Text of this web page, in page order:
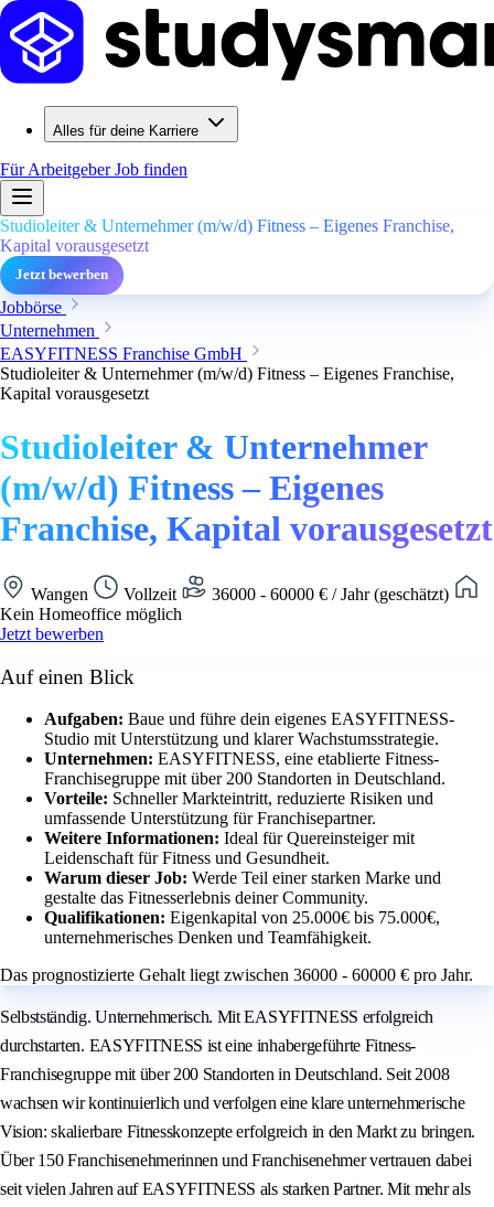
Alles für deine Karriere
Für ArbeitgeberJob finden
Studioleiter & Unternehmer (m/w/d) Fitness – Eigenes Franchise,
Kapital vorausgesetzt
Jetzt bewerben
Jobbörse
Unternehmen
EASYFITNESS Franchise GmbH
Studioleiter & Unternehmer (m/w/d) Fitness – Eigenes Franchise,
Kapital vorausgesetzt
Studioleiter & Unternehmer
(m/w/d) Fitness – Eigenes
Franchise, Kapital vorausgesetzt
Wangen Vollzeit
36000 - 60000 € / Jahr (geschätzt)
Kein Homeoffice möglich
Jetzt bewerben
Auf einen Blick
Aufgaben: Baue und führe dein eigenes EASYFITNESS-
Studio mit Unterstützung und klarer Wachstumsstrategie.
Unternehmen: EASYFITNESS, eine etablierte Fitness-
Franchisegruppe mit über 200 Standorten in Deutschland.
Vorteile: Schneller Markteintritt, reduzierte Risiken und
umfassende Unterstützung für Franchisepartner.
Weitere Informationen: Ideal für Quereinsteiger mit
Leidenschaft für Fitness und Gesundheit.
Warum dieser Job: Werde Teil einer starken Marke und
gestalte das Fitnesserlebnis deiner Community.
Qualifikationen: Eigenkapital von 25.000€ bis 75.000€,
unternehmerisches Denken und Teamfähigkeit.
Das prognostizierte Gehalt liegt zwischen 36000 - 60000 € pro Jahr.
Selbstständig. Unternehmerisch. Mit EASYFITNESS erfolgreich
durchstarten. EASYFITNESS ist eine inhabergeführte Fitness-
Franchisegruppe mit über 200 Standorten in Deutschland. Seit 2008
wachsen wir kontinuierlich und verfolgen eine klare unternehmerische
Vision: skalierbare Fitnesskonzepte erfolgreich in den Markt zu bringen.
Über 150 Franchisenehmerinnen und Franchisenehmer vertrauen dabei
seit vielen Jahren auf EASYFITNESS als starken Partner. Mit mehr als